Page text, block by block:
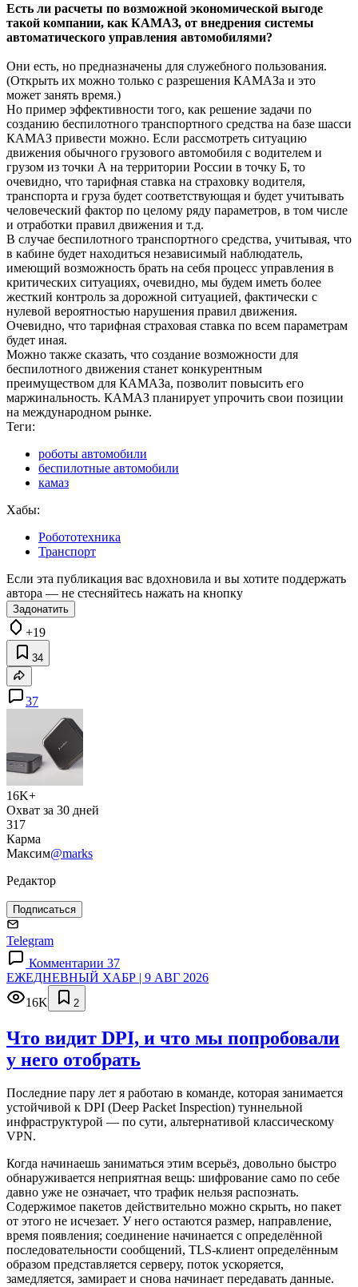
Есть ли расчеты по возможной экономической выгоде
такой компании, как КАМАЗ, от внедрения системы
автоматического управления автомобилями?
Они есть, но предназначены для служебного пользования.
(Открыть их можно только с разрешения КАМАЗа и это
может занять время.)
Но пример эффективности того, как решение задачи по
созданию беспилотного транспортного средства на базе шасси
КАМАЗ привести можно. Если рассмотреть ситуацию
движения обычного грузового автомобиля с водителем и
грузом из точки А на территории России в точку Б, то
очевидно, что тарифная ставка на страховку водителя,
транспорта и груза будет соответствующая и будет учитывать
человеческий фактор по целому ряду параметров, в том числе
и отработки правил движения и т.д.
В случае беспилотного транспортного средства, учитывая, что
в кабине будет находиться независимый наблюдатель,
имеющий возможность брать на себя процесс управления в
критических ситуациях, очевидно, мы будем иметь более
жесткий контроль за дорожной ситуацией, фактически с
нулевой вероятностью нарушения правил движения.
Очевидно, что тарифная страховая ставка по всем параметрам
будет иная.
Можно также сказать, что создание возможности для
беспилотного движения станет конкурентным
преимуществом для КАМАЗа, позволит повысить его
маржинальность. КАМАЗ планирует упрочить свои позиции
на международном рынке.
Теги:
роботы автомобили
беспилотные автомобили
камаз
Хабы:
Робототехника
Транспорт
Если эта публикация вас вдохновила и вы хотите поддержать
автора — не стесняйтесь нажать на кнопку
Задонатить
+19
34
37
16K+
Охват за 30 дней
317
Карма
Максим@marks
Редактор
Подписаться
Telegram
Комментарии 37
ЕЖЕДНЕВНЫЙ ХАБР | 9 АВГ 2026
16K
2
Что видит DPI, и что мы попробовали
у него отобрать
Последние пару лет я работаю в команде, которая занимается
устойчивой к DPI (Deep Packet Inspection) туннельной
инфраструктурой — по сути, альтернативой классическому
VPN.
Когда начинаешь заниматься этим всерьёз, довольно быстро
обнаруживается неприятная вещь: шифрование само по себе
давно уже не означает, что трафик нельзя распознать.
Содержимое пакетов действительно можно скрыть, но пакет
от этого не исчезает. У него остаются размер, направление,
время появления; соединение начинается с определённой
последовательности сообщений, TLS-клиент определённым
образом представляется серверу, поток ускоряется,
замедляется, замирает и снова начинает передавать данные.